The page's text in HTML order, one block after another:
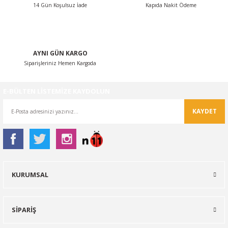
14 Gün Koşulsuz İade Kapıda Nakit Ödeme
AYNI GÜN KARGO
Siparişleriniz Hemen Kargoda
KAYDET
KURUMSAL
SİPARİŞ